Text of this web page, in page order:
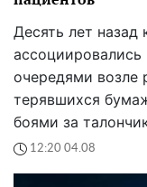
Десять лет назад
очередями возле
терявшихся
боями за
12:20 04.08